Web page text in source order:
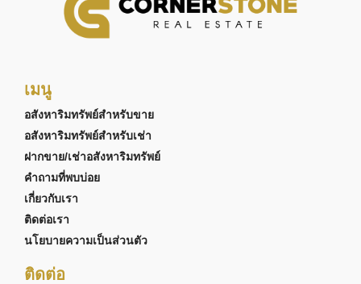
เมนู
อสังหาริมทรัพย์สำหรับขาย
อสังหาริมทรัพย์สำหรับเช่า
ฝากขาย/เช่าอสังหาริมทรัพย์
คำถามที่พบบ่อย
เกี่ยวกับเรา
ติดต่อเรา
นโยบายความเป็นส่วนตัว
ติดต่อ